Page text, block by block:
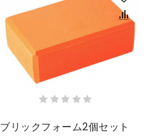
ブリックフォーム2個セット